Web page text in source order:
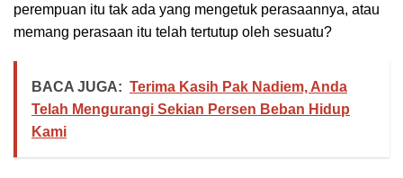
perempuan itu tak ada yang mengetuk perasaannya, atau
memang perasaan itu telah tertutup oleh sesuatu?
BACA JUGA: Terima Kasih Pak Nadiem, Anda
Telah Mengurangi Sekian Persen Beban Hidup
Kami